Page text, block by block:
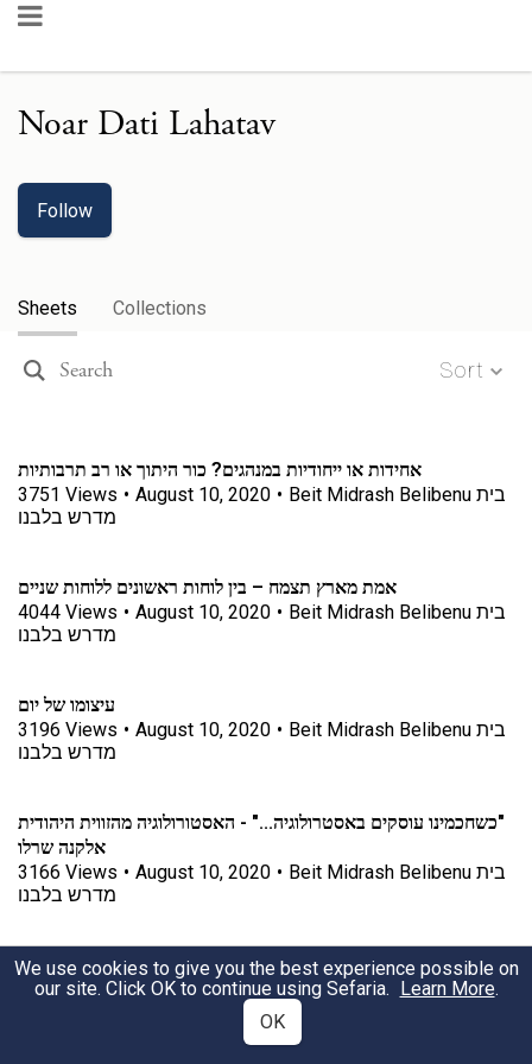
Noar Dati Lahatav
Follow
Sheets Collections
Sort
אחידות או ייחודיות במנהגים? כור היתוך או רב תרבותיות
3751 Views • August 10, 2020 • Beit Midrash Belibenu בית
מדרש בלבנו
אמת מארץ תצמח – בין לוחות ראשונים ללוחות שניים
4044 Views • August 10, 2020 • Beit Midrash Belibenu בית
מדרש בלבנו
עיצומו של יום
3196 Views • August 10, 2020 • Beit Midrash Belibenu בית
מדרש בלבנו
"כשחכמינו עוסקים באסטרולוגיה..." - האסטורולוגיה מהזווית היהודית
אלקנה שרלו
3166 Views • August 10, 2020 • Beit Midrash Belibenu בית
מדרש בלבנו
מחאה ודעה קדומה Protest and Prejudice
2827 Views • July 5, 2020 • Beit Midrash Belibenu בית
We use cookies to give you the best experience possible on
our site. Click OK to continue using Sefaria. Learn More.
OK